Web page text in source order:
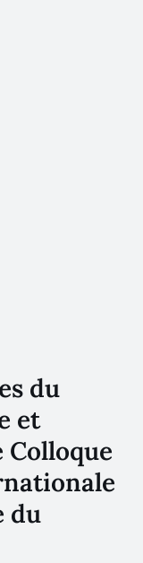
du
et
Colloque
du